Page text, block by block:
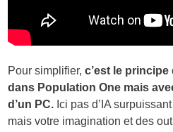
Pour simplifier,c’est le
dans Population One mais
d’un PC. Ici pas d’IA
mais votre imagination et des